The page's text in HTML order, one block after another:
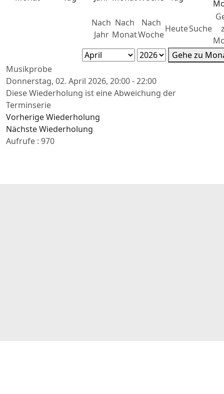
Nach
Jahr
Nach
Monat
Nach
Woche
HeuteSuche
Gehe zu
Musikprobe
Donnerstag, 02. April 2026, 20:00 - 22:00
Diese Wiederholung ist eine Abweichung der
Terminserie
Vorherige Wiederholung
Nächste Wiederholung
Aufrufe : 970